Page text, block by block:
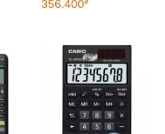
356.400đ